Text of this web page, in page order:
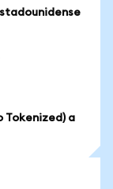
Tokenized) a